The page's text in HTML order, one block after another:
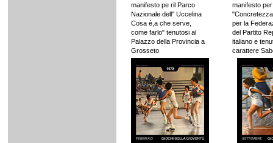
manifesto pe ril Parco
Nazionale dell'' Uccelina
Cosa è,a che serve,
come farlo" tenutosi al
Palazzo della Provincia a
Grosseto
manifesto
per la
del Partito
italiano e
carattere